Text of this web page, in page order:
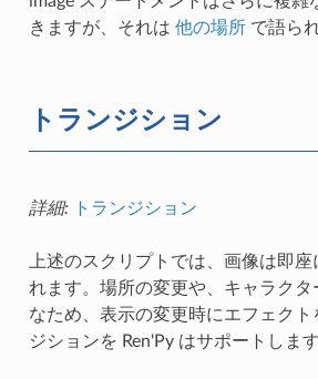
きますが、それは 他の場所で語られ
トランジション
詳細: トランジション
上述のスクリプトでは、画像は即
れます。場所の変更や、キャラク
なため、表示の変更時にエフェク
ジションを Ren'Py はサポートします